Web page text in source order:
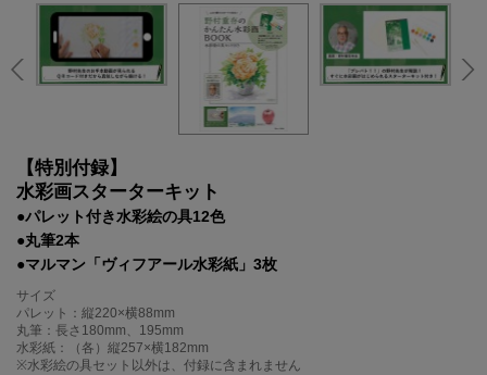
【特別付録】
水彩画スターターキット
●パレット付き水彩絵の具12色
●丸筆2本
●マルマン「ヴィフアール水彩紙」3枚
サイズ
パレット：縦220×横88mm
丸筆：長さ180mm、195mm
水彩紙：（各）縦257×横182mm
※水彩絵の具セット以外は、付録に含まれません